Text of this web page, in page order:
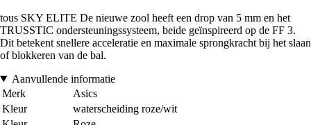
tous SKY ELITE De nieuwe zool heeft een drop van 5 mm en het
TRUSSTIC ondersteuningssysteem, beide geïnspireerd op de FF 3.
Dit betekent snellere acceleratie en maximale sprongkracht bij het slaan
of blokkeren van de bal.
Aanvullende informatie
Merk
Asics
Kleur
waterscheiding roze/wit